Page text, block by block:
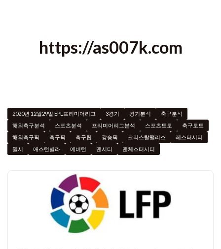
https://as007k.com
2020년 12월29일 EPL프리미어리그 3경기 경기분석
축구분석
해외축구분석
스포츠분석 프리미어리그분석 스포츠토토
축구토토
해외축구픽
축구픽 축구팁 강승픽 크리스탈팰리스
레스터시티
첼시
애스턴빌라 에버턴 맨시티 맨체스터시티